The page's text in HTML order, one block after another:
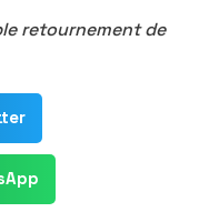
retournement de